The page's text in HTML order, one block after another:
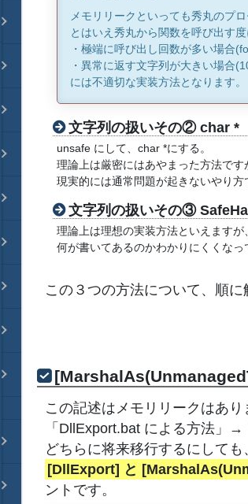
メモリリークといっても秀丸のプ
とはいえ秀丸から関数を呼び出す
・極端に呼び出し回数が多い場合
・異常に返す文字列が大きい場合
には不適切な実装方法となります。
文字列の扱いその② char *
unsafe にして、char *にする。
理論上は厳密にはあやまった方法です
現実的には通常問題が起きないやり方
文字列の扱いその③
理論上は理想の実装方法といえます
何が書いてあるのかわかりにくくなっ
この３つの方法について、順に
この記述はメモリリークはあり
「DllExport.bat による方法」
どちらに将来移行するにしても
[DllExport] と
ントです。